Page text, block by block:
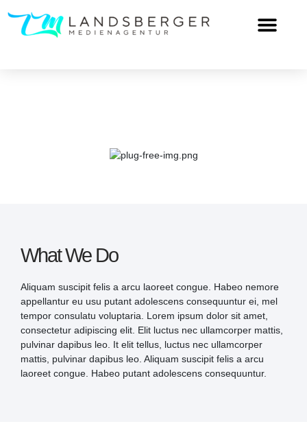
What We Do
Aliquam suscipit felis a arcu laoreet congue. Habeo nemore
appellantur eu usu putant adolescens consequuntur ei, mel
tempor consulatu voluptaria. Lorem ipsum dolor sit amet,
consectetur adipiscing elit. Elit luctus nec ullamcorper mattis,
pulvinar dapibus leo. It elit tellus, luctus nec ullamcorper
mattis, pulvinar dapibus leo. Aliquam suscipit felis a arcu
laoreet congue. Habeo putant adolescens consequuntur.